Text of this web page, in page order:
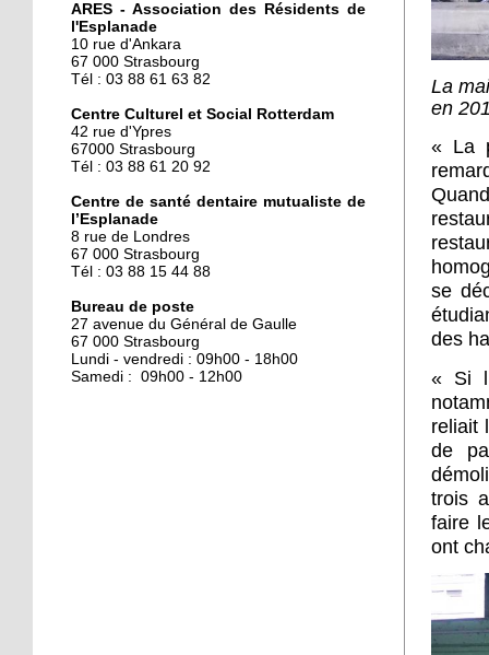
26 septembre 2019
La rentrée des
week-end !
ARES - Association des Résidents de
l'Esplanade
10 rue d'Ankara
67 000 Strasbourg
Tél : 03 88 61 63 82
Centre Culturel et Social Rotterdam
42 rue d'Ypres
67000 Strasbourg
Tél : 03 88 61 20 92
Centre de santé dentaire mutualiste de
l’Esplanade
8 rue de Londres
67 000 Strasbourg
Tél : 03 88 15 44 88
Bureau de poste
27 avenue du Général de Gaulle
67 000 Strasbourg
Lundi - vendredi : 09h00 - 18h00
Samedi : 09h00 - 12h00
La
en
« La
se
des
« Si
reliait
de
trois
faire
ont